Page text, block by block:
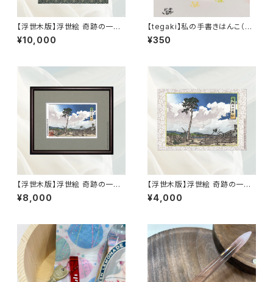
【浮世木版】浮世絵 奇跡の一本
松（畳額縁版）26.5cm×26.5c
m
¥10,000
【tegaki】私の手書きはんこ（ど
きどき）
¥350
【浮世木版】浮世絵 奇跡の一本
松（小型版）27cm×22cm
¥8,000
【浮世木版】浮世絵 奇跡の一本
松（紙フレーム版）16.5cm×11.5
cm
¥4,000